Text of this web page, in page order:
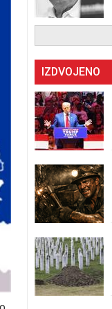
IZDVOJENO